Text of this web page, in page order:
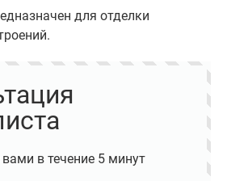
для отделки
в течение 5 минут